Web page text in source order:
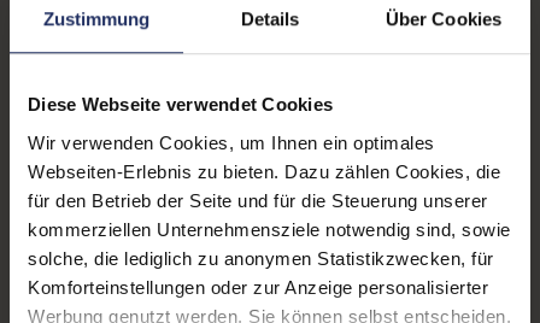
Zustimmung Details Über Cookies
Diese Webseite verwendet Cookies
Wir verwenden Cookies, um Ihnen ein optimales
Webseiten-Erlebnis zu bieten. Dazu zählen Cookies, die
für den Betrieb der Seite und für die Steuerung unserer
kommerziellen Unternehmensziele notwendig sind, sowie
solche, die lediglich zu anonymen Statistikzwecken, für
Komforteinstellungen oder zur Anzeige personalisierter
Werbung genutzt werden. Sie können selbst entscheiden,
Zustand: Gebraucht
Partnerprogramm: Ja
Datenspeicher: 250 GB SSD
Arbeitsspeicher: 8 GB DDR4
Prozessor:
AMD Ryzen 5 Pro 3500U
@ 2,1 GHz